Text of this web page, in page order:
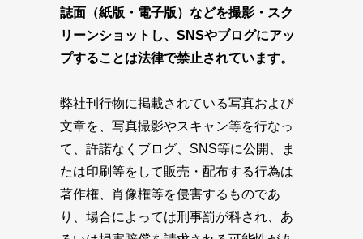
誌面（紙版・電子版）などを撮影・スク
リーンショットし、SNSやブログにアッ
プすることは法律で禁止されています。
弊社刊行物に掲載されている写真および
文章を、写真撮影やスキャン等を行なっ
て、許諾なくブログ、SNS等に公開、ま
たは印刷等をして販売・配布する行為は
著作権、肖像権等を侵害するものであ
り、場合によっては刑事罰が科され、あ